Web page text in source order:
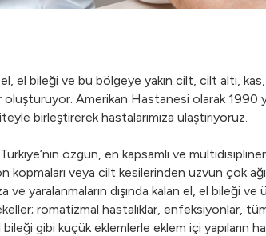
el bileği ve bu bölgeye yakın cilt, cilt altı,
oluşturuyor. Amerikan Hastanesi olarak
birleştirerek hastalarımıza ulaştırıyoruz.
özgün, en kapsamlı ve
kopmaları veya cilt kesilerinden uzvun çok
ve yaralanmaların dışında kalan el, el bileği
romatizmal hastalıklar, enfeksiyonlar,
gibi küçük eklemlerle eklem içi yapıların